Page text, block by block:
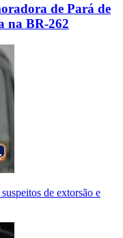
de Pará de
na BR-262
de extorsão e